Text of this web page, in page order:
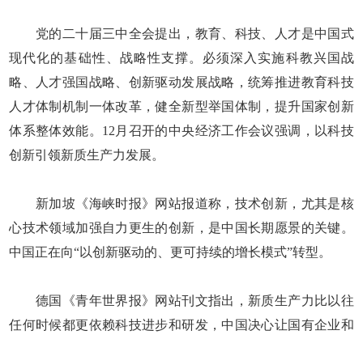
党的二十届三中全会提出，教育、科技、人才是中国式
现代化的基础性、战略性支撑。必须深入实施科教兴国战
略、人才强国战略、创新驱动发展战略，统筹推进教育科技
人才体制机制一体改革，健全新型举国体制，提升国家创新
体系整体效能。12月召开的中央经济工作会议强调，以科技
创新引领新质生产力发展。
新加坡《海峡时报》网站报道称，技术创新，尤其是核
心技术领域加强自力更生的创新，是中国长期愿景的关键。
中国正在向“以创新驱动的、更可持续的增长模式”转型。
德国《青年世界报》网站刊文指出，新质生产力比以往
任何时候都更依赖科技进步和研发，中国决心让国有企业和